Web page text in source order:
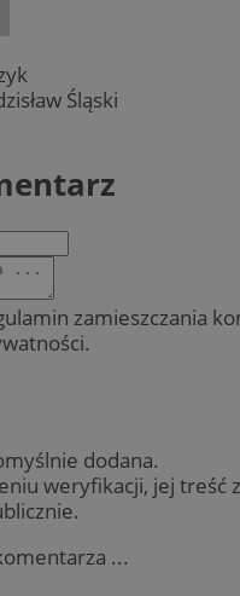
Śląski
zamieszczania
dodana.
weryfikacji, jej treść
...